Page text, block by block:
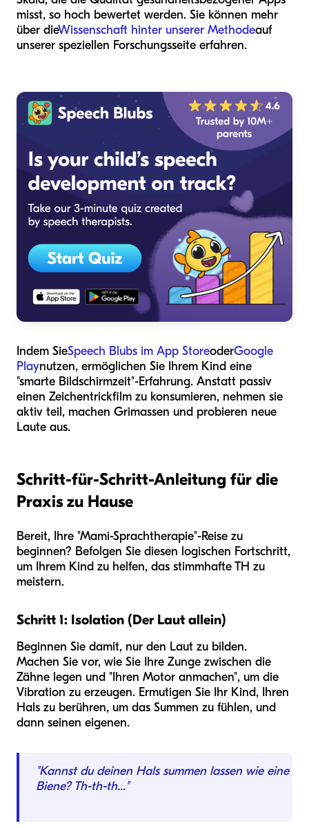
misst, so hoch bewertet werden. Sie können mehr
über dieWissenschaft hinter unserer Methodeauf
unserer speziellen Forschungsseite erfahren.
Indem SieSpeech Blubs im App StoreoderGoogle
Playnutzen, ermöglichen Sie Ihrem Kind eine
"smarte Bildschirmzeit"-Erfahrung. Anstatt passiv
einen Zeichentrickfilm zu konsumieren, nehmen sie
aktiv teil, machen Grimassen und probieren neue
Laute aus.
Schritt-für-Schritt-Anleitung für die
Praxis zu Hause
Bereit, Ihre "Mami-Sprachtherapie"-Reise zu
beginnen? Befolgen Sie diesen logischen Fortschritt,
um Ihrem Kind zu helfen, das stimmhafte TH zu
meistern.
Schritt 1: Isolation (Der Laut allein)
Beginnen Sie damit, nur den Laut zu bilden.
Machen Sie vor, wie Sie Ihre Zunge zwischen die
Zähne legen und "Ihren Motor anmachen", um die
Vibration zu erzeugen. Ermutigen Sie Ihr Kind, Ihren
Hals zu berühren, um das Summen zu fühlen, und
dann seinen eigenen.
"Kannst du deinen Hals summen lassen wie eine
Biene? Th-th-th..."